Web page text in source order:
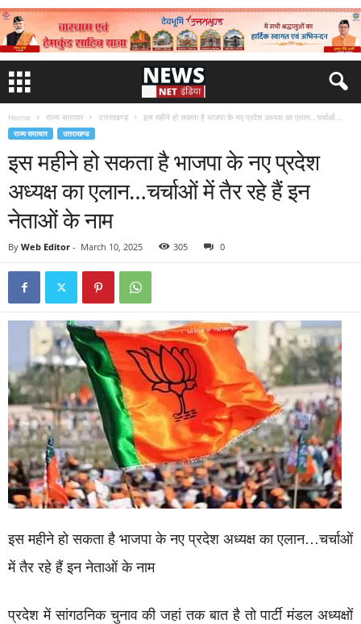
Home राज्य समाचार उत्तराखण्ड इस महीने हो सकता है भाजपा के नए प्रदेश अध्यक्ष का एलान…चर्चाओं...
राज्य समाचार उत्तराखण्ड
इस महीने हो सकता है भाजपा के नए प्रदेश
अध्यक्ष का एलान…चर्चाओं में तैर रहे हैं इन
नेताओं के नाम
By Web Editor - March 10, 2025 305 0
इस महीने हो सकता है भाजपा के नए प्रदेश अध्यक्ष का एलान…चर्चाओं
में तैर रहे हैं इन नेताओं के नाम
प्रदेश में सांगठनिक चुनाव की जहां तक बात है तो पार्टी मंडल अध्यक्षों